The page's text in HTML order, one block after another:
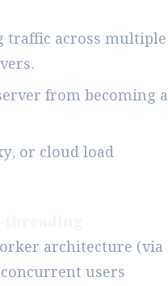
across multiple
from becoming a
or cloud load
architecture (via
users